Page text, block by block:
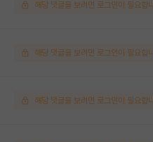
해당 댓글을 보려면 로그인이 필요합
해당 댓글을 보려면 로그인이 필요합
해당 댓글을 보려면 로그인이 필요합